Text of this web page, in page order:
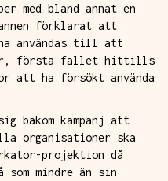
med bland annat en
förklarat att
användas till att
första fallet hittills
att ha försökt använda
bakom kampanj att
organisationer ska
projektion då
mindre än sin